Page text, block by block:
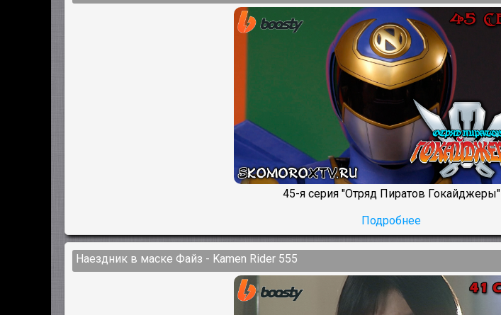
45-я серия "Отряд Пиратов Гокайджеры"
Подробнее
Наездник в маске Файз - Kamen Rider 555